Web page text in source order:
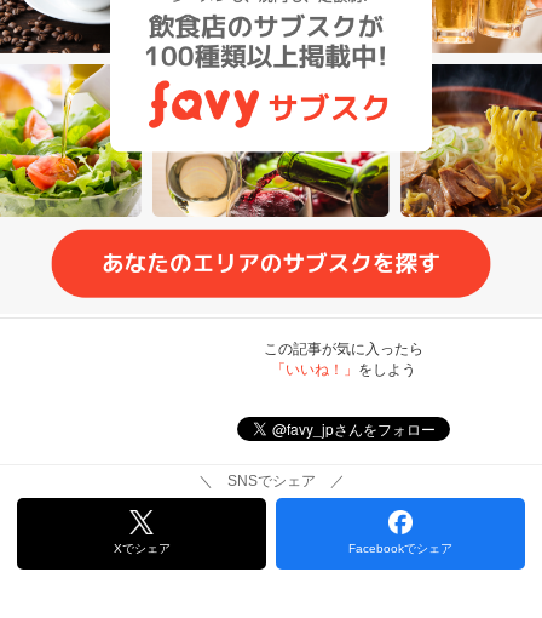
この記事が気に入ったら
「いいね！」 をしよう
＼ SNSでシェア ／
Xでシェア Facebookでシェア